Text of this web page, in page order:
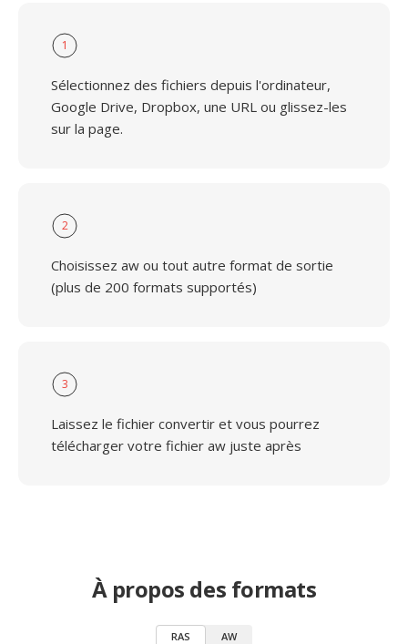
1
Sélectionnez des fichiers depuis l'ordinateur,
Google Drive, Dropbox, une URL ou glissez-les
sur la page.
2
Choisissez aw ou tout autre format de sortie
(plus de 200 formats supportés)
3
Laissez le fichier convertir et vous pourrez
télécharger votre fichier aw juste après
À propos des formats
RAS AW